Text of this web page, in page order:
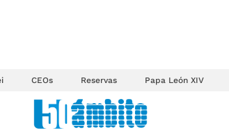
CEOs Reservas Papa León XIV